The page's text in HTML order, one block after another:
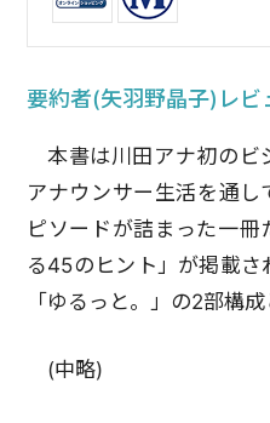
要約者(矢羽野晶子)レビ
本書は川田アナ初のビ
アナウンサー生活を通
ピソードが詰まった一冊
る45のヒント」が掲載さ
「ゆるっと。」の2部構成
(中略)